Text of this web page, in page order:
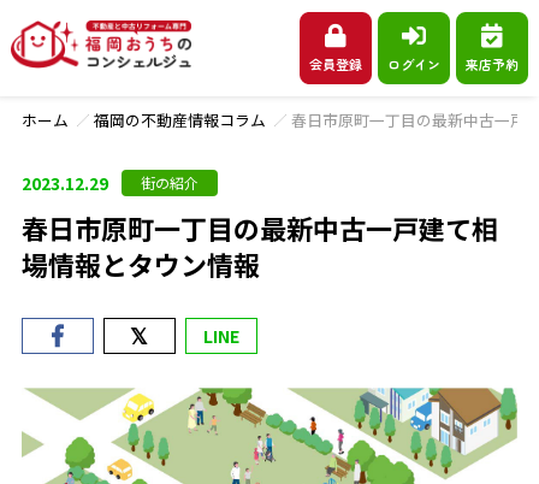
会員登録 ログイン 来店予約
ホーム 福岡の不動産情報コラム 春日市原町一丁目の最新中古一戸
2023.12.29 街の紹介
春日市原町一丁目の最新中古一戸建て相
場情報とタウン情報
LINE